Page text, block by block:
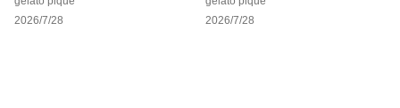
2026/7/28
2026/7/28